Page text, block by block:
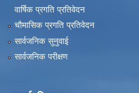
वार्षिक प्रगति प्रतिवेदन
चौमासिक प्रगति प्रतिवेदन
सार्वजनिक सुनुवाई
सार्वजनिक परीक्षण